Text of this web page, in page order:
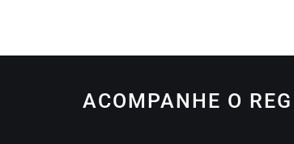
ACOMPANHE O